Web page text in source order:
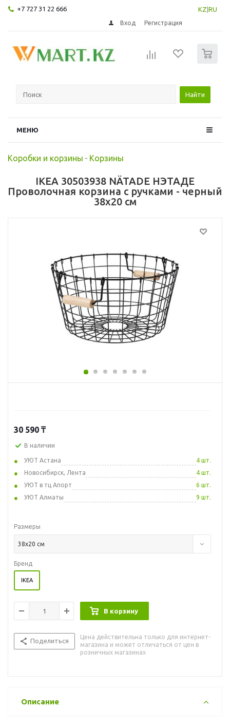
+7 727 31 22 666 KZ RU
Вход Регистрация
Найти
МЕНЮ
Коробки и корзины - Корзины
IKEA 30503938 NÄTADE НЭТАДЕ
Проволочная корзина с ручками - черный
38x20 см
30 590 ₸
В наличии
УЮТ Астана
4 шт.
Новосибирск, Лента
4 шт.
УЮТ в тц Апорт
6 шт.
УЮТ Алматы
9 шт.
Размеры
38x20 см
Бренд
IKEA
В корзину
Поделиться
Цена действительна только для интернет-
магазина и может отличаться от цен в
розничных магазинах
Описание